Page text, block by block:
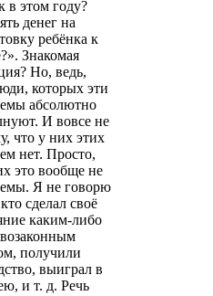
в этом году?
денег на
ребёнка к
Знакомая
Но, ведь,
которых эти
абсолютно
И вовсе не
что у них этих
нет. Просто,
это вообще не
Я не говорю
сделал своё
каким-либо
получили
выиграл в
и т. д. Речь